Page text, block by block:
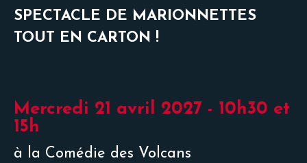
SPECTACLE DE MARIONNETTES
TOUT EN CARTON !
Mercredi 21 avril 2027 - 10h30 et
15h
à la Comédie des Volcans